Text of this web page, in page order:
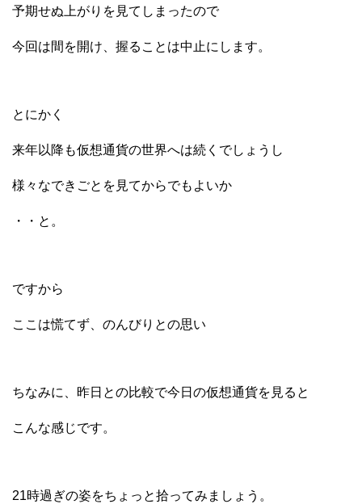
予期せぬ上がりを見てしまったので
今回は間を開け、握ることは中止にします。
とにかく
来年以降も仮想通貨の世界へは続くでしょうし
様々なできごとを見てからでもよいか
・・と。
ですから
ここは慌てず、のんびりとの思い
ちなみに、昨日との比較で今日の仮想通貨を見ると
こんな感じです。
21時過ぎの姿をちょっと拾ってみましょう。